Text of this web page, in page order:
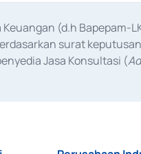
(d.h Bapepam-
surat
Jasa Konsultasi (